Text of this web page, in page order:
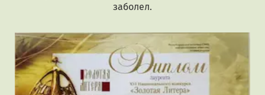
заболел.